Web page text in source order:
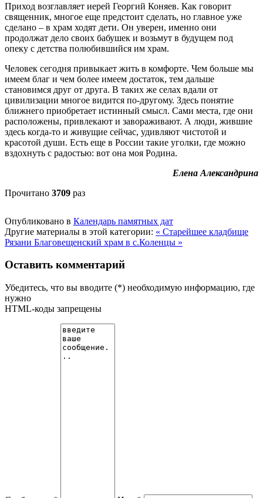
Приход возглавляет иерей Георгий Коняев. Как говорит
священник, многое еще предстоит сделать, но главное уже
сделано – в храм ходят дети. Он уверен, именно они
продолжат дело своих бабушек и возьмут в будущем под
опеку с детства полюбившийся им храм.
Человек сегодня привыкает жить в комфорте. Чем больше мы
имеем благ и чем более имеем достаток, тем дальше
становимся друг от друга. В таких же селах вдали от
цивилизации многое видится по-другому. Здесь понятие
ближнего приобретает истинный смысл. Сами места, где они
расположены, привлекают и завораживают. А люди, жившие
здесь когда-то и живущие сейчас, удивляют чистотой и
красотой души. Есть еще в России такие уголки, где можно
вздохнуть с радостью: вот она моя Родина.
Елена Александрина
Прочитано 3709 раз
Опубликовано в Календарь памятных дат
Другие материалы в этой категории: « Старейшее кладбище
Рязани Благовещенский храм в с.Коленцы »
Оставить комментарий
Убедитесь, что вы вводите (*) необходимую информацию, где
нужно
HTML-коды запрещены